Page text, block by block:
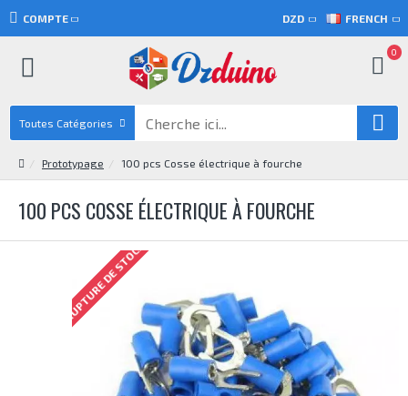
COMPTE DZD FRENCH
0
Toutes Catégories
Prototypage 100 pcs Cosse électrique à fourche
100 PCS COSSE ÉLECTRIQUE À FOURCHE
RUPTURE DE STOCK